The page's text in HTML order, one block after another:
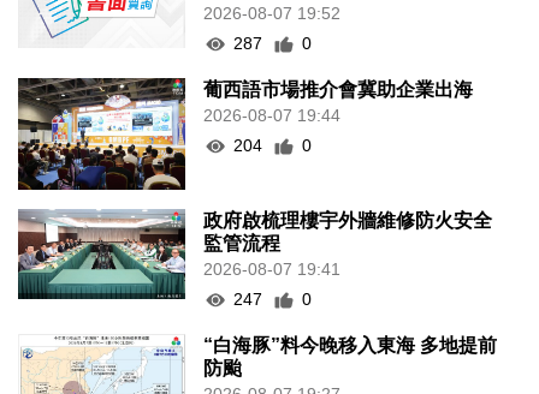
2026-08-07 19:52
287
0
葡西語市場推介會冀助企業出海
2026-08-07 19:44
204
0
政府啟梳理樓宇外牆維修防火安全
監管流程
2026-08-07 19:41
247
0
“白海豚”料今晚移入東海 多地提前
防颱